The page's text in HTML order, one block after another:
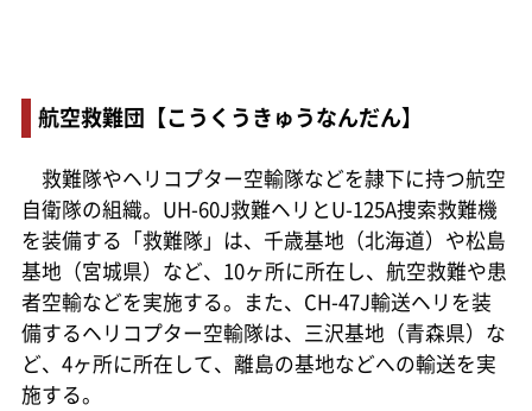
航空救難団【こうくうきゅうなんだん】
救難隊やヘリコプター空輸隊などを隷下に持つ航空
自衛隊の組織。UH-60J救難ヘリとU-125A捜索救難機
を装備する「救難隊」は、千歳基地（北海道）や松島
基地（宮城県）など、10ヶ所に所在し、航空救難や患
者空輸などを実施する。また、CH-47J輸送ヘリを装
備するヘリコプター空輸隊は、三沢基地（青森県）な
ど、4ヶ所に所在して、離島の基地などへの輸送を実
施する。